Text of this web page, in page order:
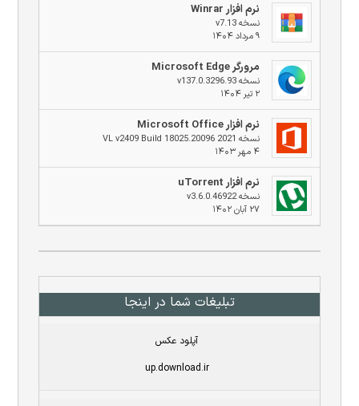
نرم افزار Winrar
نسخه v7.13
۹ مرداد ۱۴۰۴
مرورگر Microsoft Edge
نسخه v137.0.3296.93
۲ تیر ۱۴۰۴
نرم افزار Microsoft Office
نسخه 2021 VL v2409 Build 18025.20096
۴ مهر ۱۴۰۳
نرم افزار uTorrent
نسخه v3.6.0.46922
۲۷ آبان ۱۴۰۲
تبلیغات شما در اینجا
آپلود عکس
up.download.ir